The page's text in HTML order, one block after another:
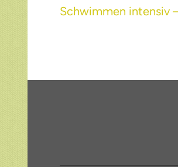
Schwimmen intensiv